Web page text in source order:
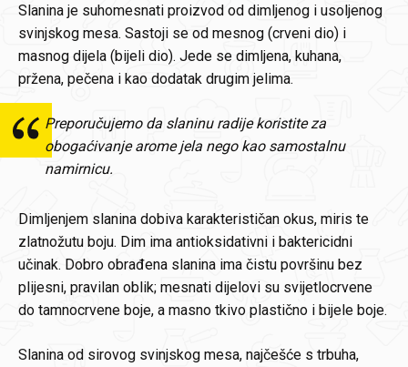
Slanina je suhomesnati proizvod od dimljenog i usoljenog
svinjskog mesa. Sastoji se od mesnog (crveni dio) i
masnog dijela (bijeli dio). Jede se dimljena, kuhana,
pržena, pečena i kao dodatak drugim jelima.
Preporučujemo da slaninu radije koristite za
obogaćivanje arome jela nego kao samostalnu
namirnicu.
Dimljenjem slanina dobiva karakterističan okus, miris te
zlatnožutu boju. Dim ima antioksidativni i baktericidni
učinak. Dobro obrađena slanina ima čistu površinu bez
plijesni, pravilan oblik; mesnati dijelovi su svijetlocrvene
do tamnocrvene boje, a masno tkivo plastično i bijele boje.
Slanina od sirovog svinjskog mesa, najčešće s trbuha,